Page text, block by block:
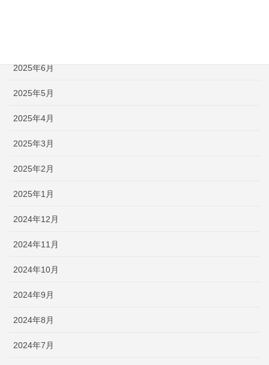
2025年6月
2025年5月
2025年4月
2025年3月
2025年2月
2025年1月
2024年12月
2024年11月
2024年10月
2024年9月
2024年8月
2024年7月